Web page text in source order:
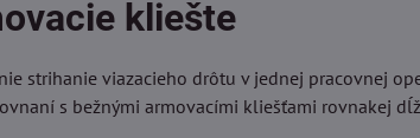
kliešte
strihanie viazacieho drôtu v jednej pracovnej
s bežnými armovacími kliešťami rovnakej